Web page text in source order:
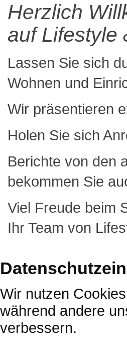
Herzlich
auf Lifestyle
Lassen Sie sich
Wohnen und
Wir präsentieren
Holen Sie sich
Berichte von den
bekommen Sie
Viel Freude beim
Ihr Team von
Wir nutzen
während andere
verbessern.